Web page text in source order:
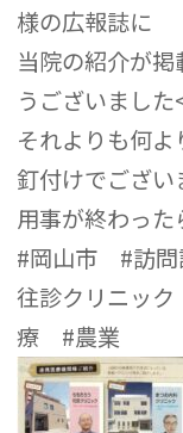
様の広報誌に
当院の紹介が
うございまし
それよりも何
釘付けでござい
用事が終わっ
#岡山市
#訪
往診クリニック
療
#農業